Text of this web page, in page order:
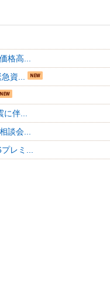
格高...
資...
に伴...
談会...
レミ...